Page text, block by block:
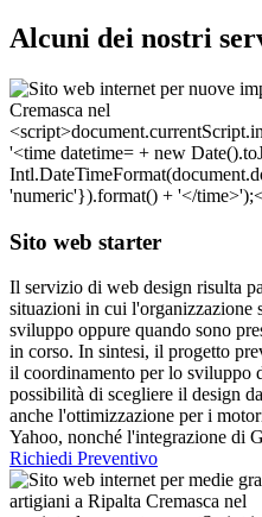
Alcuni dei nostri
Sito web starter
Il servizio di web design risulta
situazioni in cui l'organizzazione
sviluppo oppure quando sono
in corso. In sintesi, il progetto
il coordinamento per lo sviluppo
possibilità di scegliere il design
anche l'ottimizzazione per i
Yahoo, nonché l'integrazione di
Richiedi Preventivo